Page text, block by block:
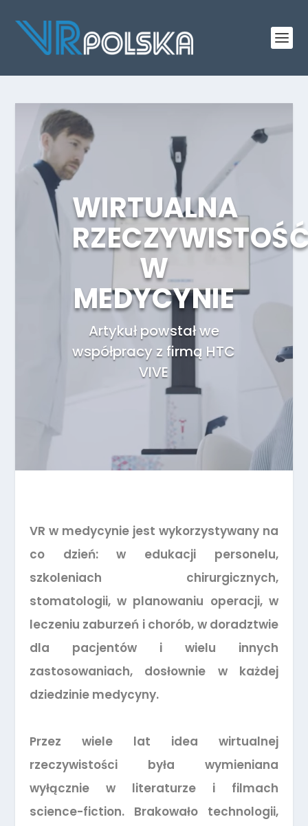
WIRTUALNA
W
MEDYCYNIE
Artykuł powstał we
współpracy z firmą HTC
VIVE
VR w medycynie jest wykorzystywany na
co dzień: w edukacji personelu,
szkoleniach chirurgicznych,
stomatologii, w planowaniu operacji, w
leczeniu zaburzeń i chorób, w doradztwie
dla pacjentów i wielu innych
zastosowaniach, dosłownie w każdej
dziedzinie medycyny.
Przez wiele lat idea wirtualnej
rzeczywistości była wymieniana
wyłącznie w literaturze i filmach
science-fiction. Brakowało technologii,